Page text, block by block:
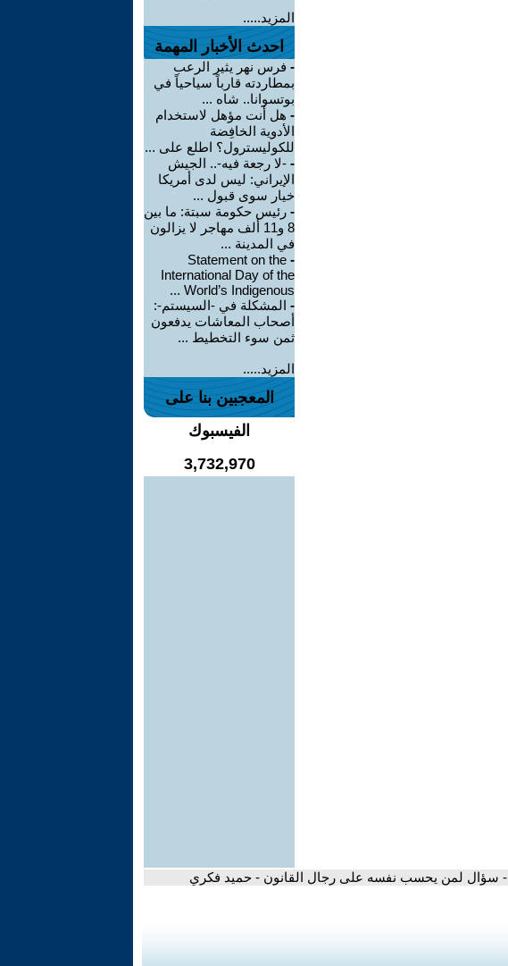
المزيد.....
احدث الأخبار المهمة
- فرس نهر يثير الرعب
بمطاردته قارباً سياحياً في
بوتسوانا.. شاه ...
- هل أنت مؤهل لاستخدام
الأدوية الخافِضة
للكوليسترول؟ اطلع على ...
- -لا رجعة فيه-.. الجيش
الإيراني: ليس لدى أمريكا
خيار سوى قبول ...
- رئيس حكومة سبتة: ما بين
8 و11 ألف مهاجر لا يزالون
في المدينة ...
-
Statement on the
International Day of the
World’s Indigenous ...
- المشكلة في -السيستم-:
أصحاب المعاشات يدفعون
ثمن سوء التخطيط ...
المزيد.....
المعجبين بنا على
الفيسبوك
3,732,970
- سؤال لمن يحسب نفسه على رجال القانون - حميد فكري